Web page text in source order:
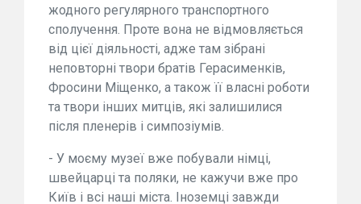
жодного регулярного транспортного
сполучення. Проте вона не відмовляється
від цієї діяльності, адже там зібрані
неповторні твори братів Герасименків,
Фросини Міщенко, а також її власні роботи
та твори інших митців, які залишилися
після пленерів і симпозіумів.
- У моєму музеї вже побували німці,
швейцарці та поляки, не кажучи вже про
Київ і всі наші міста. Іноземці завжди